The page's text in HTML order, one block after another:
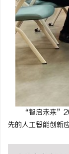
“智启未来
先的人工智能创新